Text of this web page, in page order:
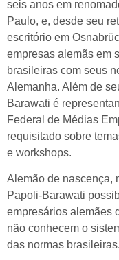
seis anos em
Paulo, e, desde seu
escritório em
empresas alemãs em
brasileiras com seus
Alemanha. Além de
Barawati é
Federal de Médias
requisitado sobre
e workshops.
Alemão de nascença,
Papoli-Barawati
empresários alemães
não conhecem o
das normas brasileiras.